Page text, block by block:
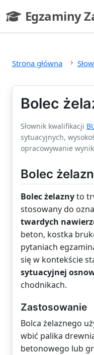
Egzaminy
- strona
Strona główna
Bolec
Słownik kwalifikacji
sytuacyjnych,
opracowywanie
Bolec
Bolec żelaznyto
stosowany do
twardych
beton, kostka
pytaniach
się w kontekście
sytuacyjnej
chodnikach.
Zastosowanie
Bolca żelaznego
wbić palika
betonowego lub